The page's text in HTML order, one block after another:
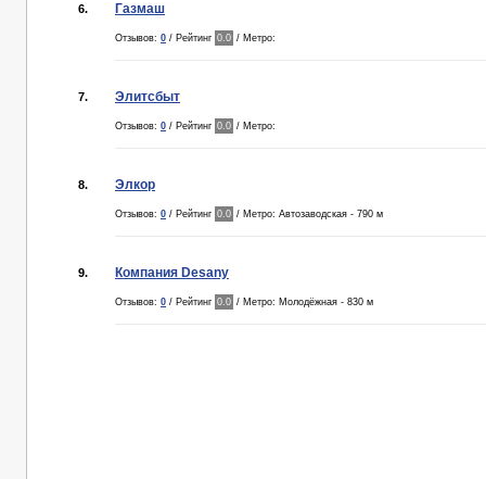
6. Газмаш
Отзывов: 0 / Рейтинг 0.0 / Метро:
7. Элитсбыт
Отзывов: 0 / Рейтинг 0.0 / Метро:
8. Элкор
Отзывов: 0 / Рейтинг 0.0 / Метро: Автозаводская - 790 м
9. Компания Desany
Отзывов: 0 / Рейтинг 0.0 / Метро: Молодёжная - 830 м